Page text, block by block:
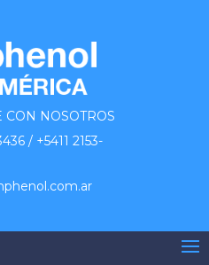
CON NOSOTROS
/ +5411 2153-